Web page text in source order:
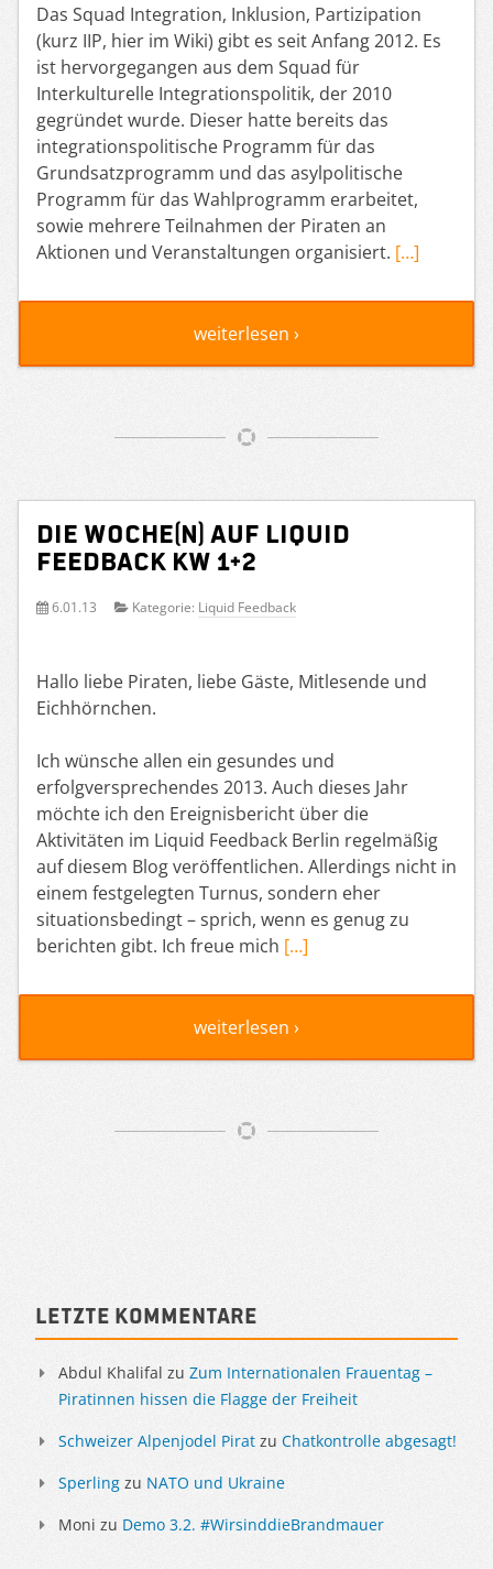
Das Squad Integration, Inklusion, Partizipation
(kurz IIP, hier im Wiki) gibt es seit Anfang 2012. Es
ist hervorgegangen aus dem Squad für
Interkulturelle Integrationspolitik, der 2010
gegründet wurde. Dieser hatte bereits das
integrationspolitische Programm für das
Grundsatzprogramm und das asylpolitische
Programm für das Wahlprogramm erarbeitet,
sowie mehrere Teilnahmen der Piraten an
Aktionen und Veranstaltungen organisiert. […]
weiterlesen ›
Die Woche(n) auf Liquid
Feedback KW 1+2
6.01.13 Kategorie: Liquid Feedback
Hallo liebe Piraten, liebe Gäste, Mitlesende und
Eichhörnchen.
Ich wünsche allen ein gesundes und
erfolgversprechendes 2013. Auch dieses Jahr
möchte ich den Ereignisbericht über die
Aktivitäten im Liquid Feedback Berlin regelmäßig
auf diesem Blog veröffentlichen. Allerdings nicht in
einem festgelegten Turnus, sondern eher
situationsbedingt – sprich, wenn es genug zu
berichten gibt. Ich freue mich […]
weiterlesen ›
Sidebar
Letzte Kommentare
Abdul Khalifal zu Zum Internationalen Frauentag –
Piratinnen hissen die Flagge der Freiheit
Schweizer Alpenjodel Pirat zu Chatkontrolle abgesagt!
Sperling zu NATO und Ukraine
Moni zu Demo 3.2. #WirsinddieBrandmauer